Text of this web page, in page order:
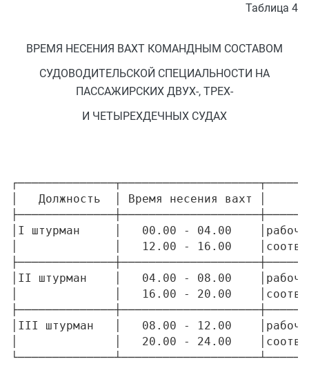
Таблица 4
ВРЕМЯ НЕСЕНИЯ ВАХТ КОМАНДНЫМ СОСТАВОМ
СУДОВОДИТЕЛЬСКОЙ СПЕЦИАЛЬНОСТИ НА
ПАССАЖИРСКИХ ДВУХ-, ТРЕХ-
И ЧЕТЫРЕХДЕЧНЫХ СУДАХ
│   Должность  │ Время несения вахт │
│I штурман     │   00.00 - 04.00
│              │   12.00 - 16.00
│II штурман    │   04.00 - 08.00
│              │   16.00 - 20.00
│III штурман   │   08.00 - 12.00
│              │   20.00 - 24.00